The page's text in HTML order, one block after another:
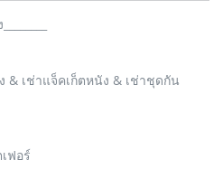
& เช่าแจ็คเก็ตหนัง & เช่าชุดกัน
ฟอร์